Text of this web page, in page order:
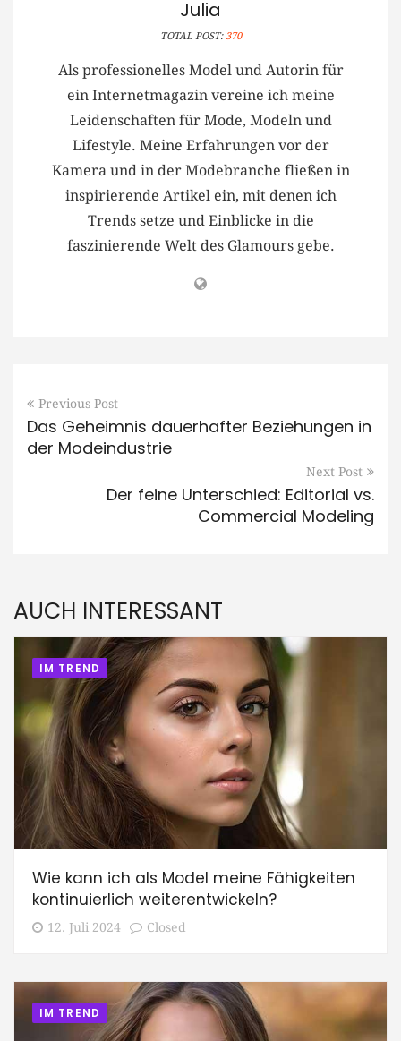
Julia
TOTAL POST: 370
Als professionelles Model und Autorin für
ein Internetmagazin vereine ich meine
Leidenschaften für Mode, Modeln und
Lifestyle. Meine Erfahrungen vor der
Kamera und in der Modebranche fließen in
inspirierende Artikel ein, mit denen ich
Trends setze und Einblicke in die
faszinierende Welt des Glamours gebe.
Previous Post
Das Geheimnis dauerhafter Beziehungen in
der Modeindustrie
Next Post
Der feine Unterschied: Editorial vs.
Commercial Modeling
AUCH INTERESSANT
IM TREND
Wie kann ich als Model meine Fähigkeiten
kontinuierlich weiterentwickeln?
12. Juli 2024 Closed
IM TREND